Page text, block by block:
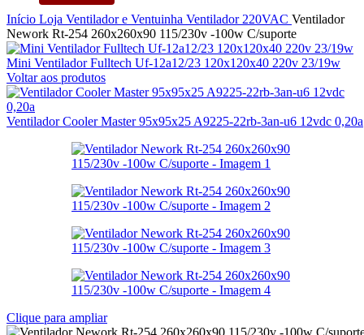
Início Loja Ventilador e Ventuinha Ventilador 220VAC Ventilador
Nework Rt-254 260x260x90 115/230v -100w C/suporte
Mini Ventilador Fulltech Uf-12a12/23 120x120x40 220v 23/19w
Voltar aos produtos
Ventilador Cooler Master 95x95x25 A9225-22rb-3an-u6 12vdc 0,20a
Clique para ampliar